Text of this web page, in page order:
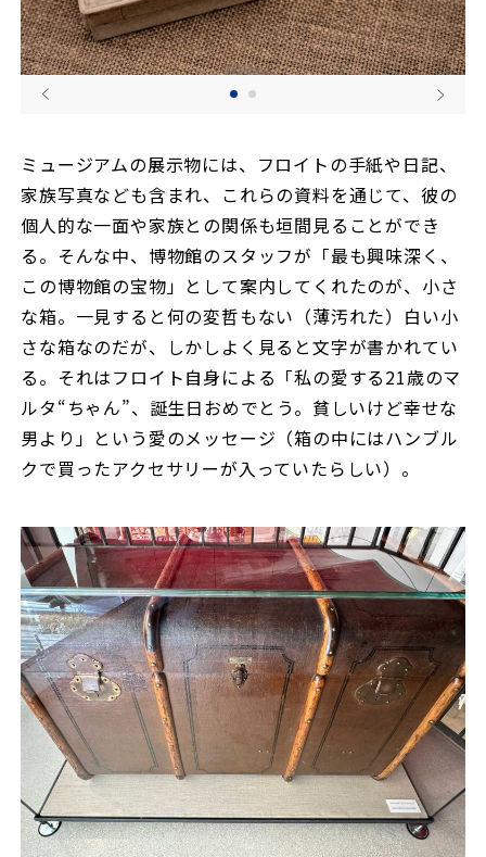
ミュージアムの展示物には、フロイトの手紙や日記、
家族写真なども含まれ、これらの資料を通じて、彼の
個人的な一面や家族との関係も垣間見ることができ
る。そんな中、博物館のスタッフが「最も興味深く、
この博物館の宝物」として案内してくれたのが、小さ
な箱。一見すると何の変哲もない（薄汚れた）白い小
さな箱なのだが、しかしよく見ると文字が書かれてい
る。それはフロイト自身による「私の愛する21歳のマ
ルタ“ちゃん”、誕生日おめでとう。貧しいけど幸せな
男より」という愛のメッセージ（箱の中にはハンブル
クで買ったアクセサリーが入っていたらしい）。